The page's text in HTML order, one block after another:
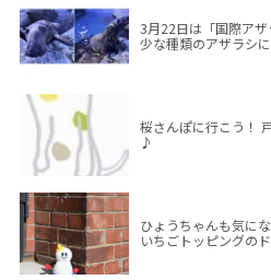
3月22日は「国際ア
少な種類のアザラシ
桜さんぽに行こう！
♪
ひょうちゃんも気に
いちごトッピングの